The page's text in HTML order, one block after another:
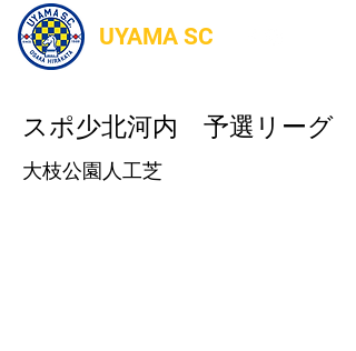
UYAMA SC
スポ少北河内 予選リーグ
大枝公園人工芝